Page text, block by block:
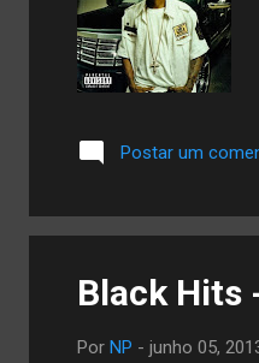
Postar um
Black Hits
Por NP - junho 05,